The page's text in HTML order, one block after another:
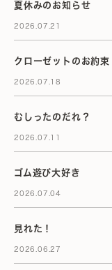
夏休みのお知らせ
2026.07.21
クローゼットのお約束
2026.07.18
むしったのだれ？
2026.07.11
ゴム遊び大好き
2026.07.04
見れた！
2026.06.27